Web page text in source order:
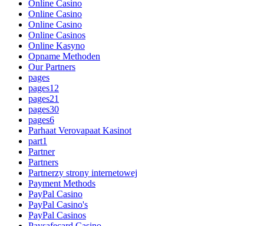
Online Casino
Online Casino
Online Casino
Online Casinos
Online Kasyno
Opname Methoden
Our Partners
pages
pages12
pages21
pages30
pages6
Parhaat Verovapaat Kasinot
part1
Partner
Partners
Partnerzy strony internetowej
Payment Methods
PayPal Casino
PayPal Casino's
PayPal Casinos